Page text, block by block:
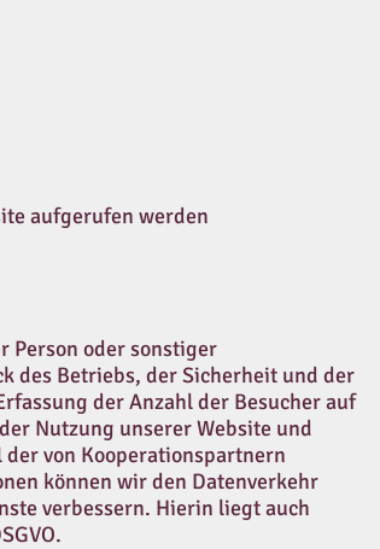
aufgerufen werden
Person oder sonstiger
des Betriebs, der Sicherheit und der
der Anzahl der Besucher auf
Nutzung unserer Website und
der von Kooperationspartnern
können wir den Datenverkehr
verbessern. Hierin liegt auch